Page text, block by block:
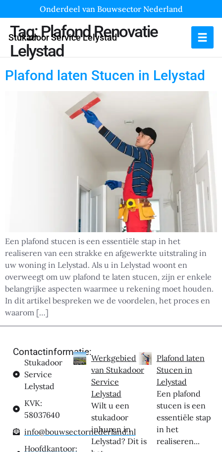
Onderdeel van Bouwsector Nederland
Stukadoor Service Lelystad
Tag:Plafond Renovatie
Lelystad
Plafond laten Stucen in Lelystad
Een plafond stucen is een essentiële stap in het
realiseren van een strakke en afgewerkte uitstraling in
uw woning in Lelystad. Als u in Lelystad woont en
overweegt om uw plafond te laten stucen, zijn er enkele
belangrijke aspecten waarmee u rekening moet houden.
In dit artikel bespreken we de voordelen, het proces en
waarom […]
Contactinformatie:
Stukadoor
Service
Lelystad
KVK:
58037640
info@bouwsectornederland.nl
Hoofdkantoor:
Werkgebied
van Stukadoor
Service
Lelystad
Wilt u een
stukadoor
inhuren in
Lelystad? Dit is
Plafond laten
Stucen in
Lelystad
Een plafond
stucen is een
essentiële stap
in het
realiseren...